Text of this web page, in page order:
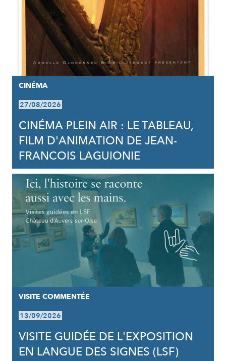
CINÉMA
27/08/2026
CINÉMA PLEIN AIR : LE TABLEAU,
FILM D'ANIMATION DE JEAN-
FRANCOIS LAGUIONIE
VISITE COMMENTÉE
13/09/2026
VISITE GUIDÉE DE L'EXPOSITION
EN LANGUE DES SIGNES (LSF)